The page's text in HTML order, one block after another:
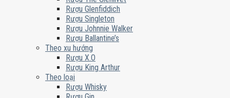
Rượu Glenfiddich
Rượu Singleton
Rượu Johnnie Walker
Rượu Ballantine’s
Theo xu hướng
Rượu X.O
Rượu King Arthur
Theo loại
Rượu Whisky